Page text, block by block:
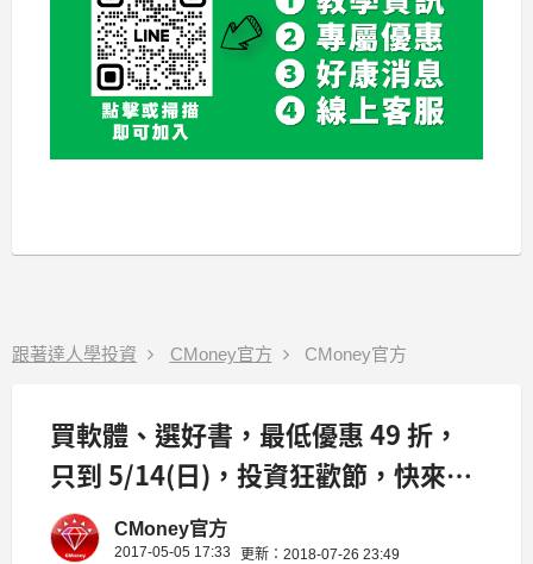
跟著達人學投資 CMoney官方 CMoney官方
買軟體、選好書，最低優惠 49 折，
只到 5/14(日)，投資狂歡節，快來搶
好康！CMoney官方
2017-05-05 17:33 更新：2018-07-26 23:49